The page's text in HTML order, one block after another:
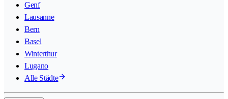
Genf
Lausanne
Bern
Basel
Winterthur
Lugano
Alle Städte